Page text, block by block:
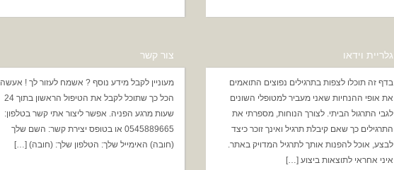
גלריית וידאו
בדף זה תוכלו לצפות בתרגילים נפוצים התואמים
את אופי ההנחיות שאני מעביר למטופלי השונים
לגבי התרגול הביתי. לצורך הנוחות, מספרתי את
התרגילים כך שאם קיבלת תרגיל ואינך זוכר כיצד
לבצע, אוכל להפנות אותך לתרגיל המדויק באתר.
איני אחראי לתוצאות ביצוע […]
צור קשר
מעוניין לקבל מידע נוסף ? אשמח לעזור לך ! אעשה
הכל כך שתוכל לקבל את הטיפול הראשון בתוך 24
שעות מרגע הפניה. אפשר ליצור אתי קשר בטלפון:
0545889665 או בטופס יצירת קשר: השם שלך
(חובה) האימייל שלך: הטלפון שלך: (חובה) […]